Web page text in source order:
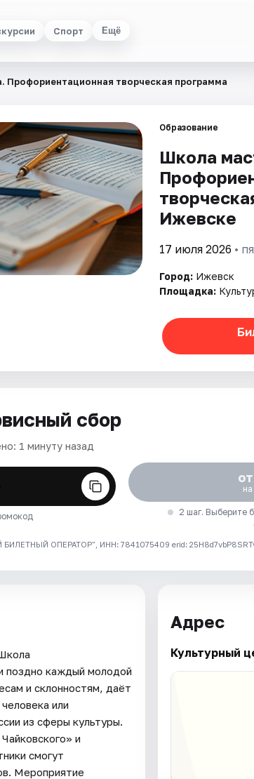
Спорт Ещё
Профориентационная творческая программа
Образование
Школа
Ижевске
17 июля 2026 •
Город: Ижевск
Площадка:
сбор
1 минуту назад
2 шаг. Выберите
ОПЕРАТОР", ИНН: 7841075409 erid:
поздно каждый молодой
и склонностям, даёт
или
из сферы культуры.
и
смогут
Мероприятие
Адрес
Культурный